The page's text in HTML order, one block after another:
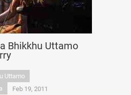
Bhikkhu Uttamo
Uttamo
Feb 19, 2011